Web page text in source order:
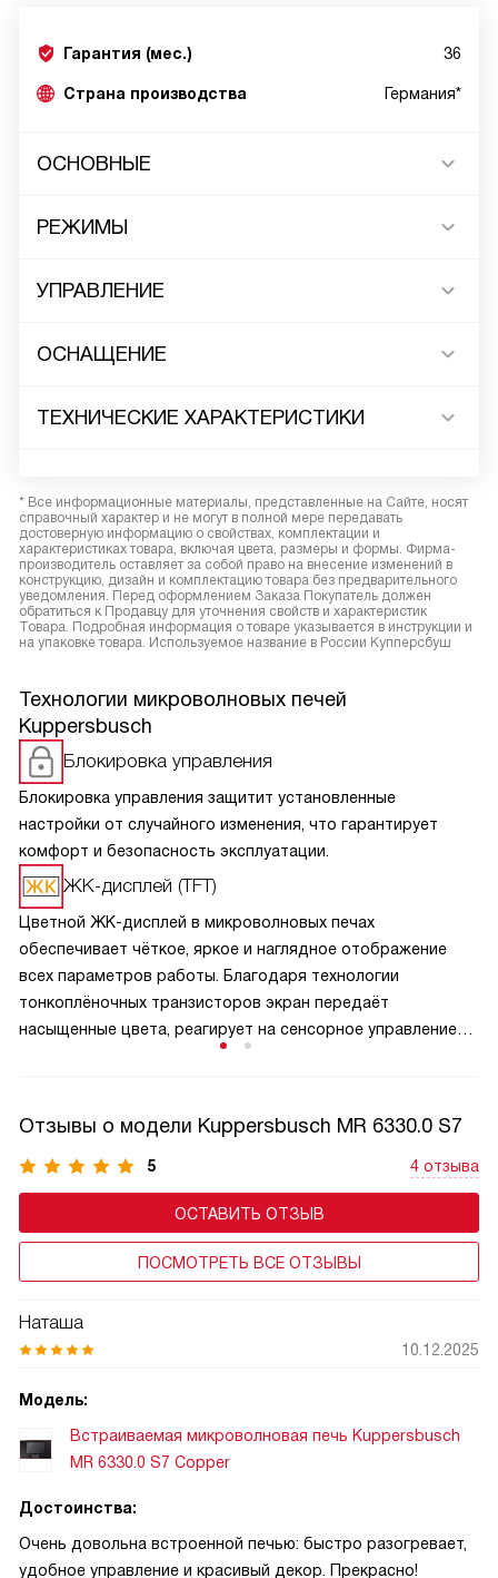
Гарантия (мес.) 36
Страна производства Германия*
ОСНОВНЫЕ
РЕЖИМЫ
УПРАВЛЕНИЕ
ОСНАЩЕНИЕ
ТЕХНИЧЕСКИЕ ХАРАКТЕРИСТИКИ
* Все информационные материалы, представленные на Сайте, носят
справочный характер и не могут в полной мере передавать
достоверную информацию о свойствах, комплектации и
характеристиках товара, включая цвета, размеры и формы. Фирма-
производитель оставляет за собой право на внесение изменений в
конструкцию, дизайн и комплектацию товара без предварительного
уведомления. Перед оформлением Заказа Покупатель должен
обратиться к Продавцу для уточнения свойств и характеристик
Товара. Подробная информация о товаре указывается в инструкции и
на упаковке товара. Используемое название в России Купперсбуш
Технологии микроволновых печей
Kuppersbusch
Блокировка управления
Блокировка управления защитит установленные
настройки от случайного изменения, что гарантирует
комфорт и безопасность эксплуатации.
ЖК-дисплей (TFT)
Цветной ЖК-дисплей в микроволновых печах
обеспечивает чёткое, яркое и наглядное отображение
всех параметров работы. Благодаря технологии
тонкоплёночных транзисторов экран передаёт
насыщенные цвета, реагирует на сенсорное управление
делает управление интуитивным даже для новичков
и добавляет технике премиальный вид. В моделях
с автоматическими программами дисплей может
показывать подсказки, этапы приготовления.
Отзывы о модели Kuppersbusch MR 6330.0 S7
5 4 отзыва
ОСТАВИТЬ ОТЗЫВ
ПОСМОТРЕТЬ ВСЕ ОТЗЫВЫ
Наташа
10.12.2025
Модель:
Встраиваемая микроволновая печь Kuppersbusch
MR 6330.0 S7 Copper
Достоинства:
Очень довольна встроенной печью: быстро разогревает,
удобное управление и красивый декор. Прекрасно!